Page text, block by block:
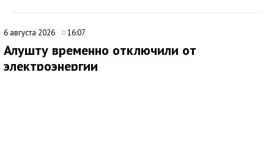
6 августа 2026 16:07
Алушту временно отключили от
электроэнергии